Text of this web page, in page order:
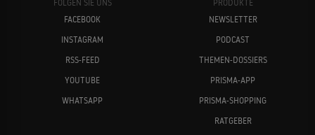
FOLGEN SIE UNS
FACEBOOK
INSTAGRAM
RSS-FEED
YOUTUBE
WHATSAPP
PRODUKTE
NEWSLETTER
PODCAST
THEMEN-DOSSIERS
PRISMA-APP
PRISMA-SHOPPING
RATGEBER